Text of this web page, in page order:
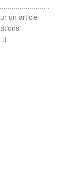
.
un article
:)